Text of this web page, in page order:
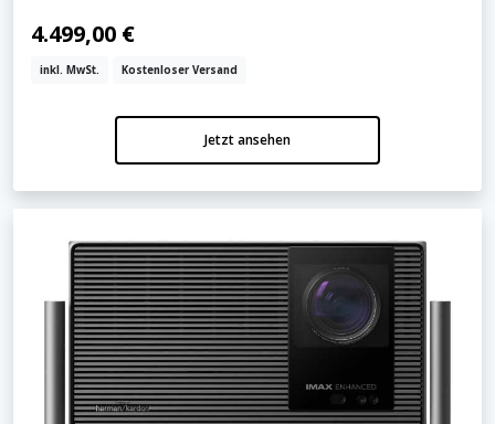
4.499,00 €
inkl. MwSt. Kostenloser Versand
Jetzt ansehen